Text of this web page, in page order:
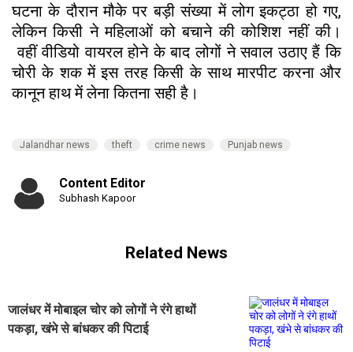
घटना के दौरान मौके पर बड़ी संख्या में लोग इकट्ठा हो गए,
लेकिन किसी ने महिलाओं को बचाने की कोशिश नहीं की।
वहीं वीडियो वायरल होने के बाद लोगों ने सवाल उठाए हैं कि
चोरी के शक में इस तरह किसी के साथ मारपीट करना और
कानून हाथ में लेना कितना सही है।
Jalandhar news theft crime news Punjab news
Content Editor
Subhash Kapoor
Related News
जालंधर में मोबाइल चोर को लोगों ने रंगे हाथों
पकड़ा, खंभे से बांधकर की पिटाई